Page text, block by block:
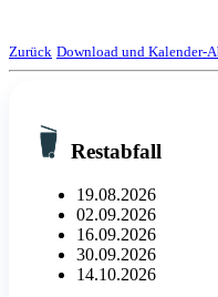
Zurück Download und Kalender-
Restabfall
19.08.2026
02.09.2026
16.09.2026
30.09.2026
14.10.2026